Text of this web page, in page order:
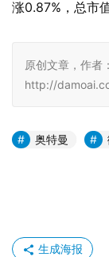
涨0.87%，总市
原创文章，作者
http://
奥特曼
生成海报